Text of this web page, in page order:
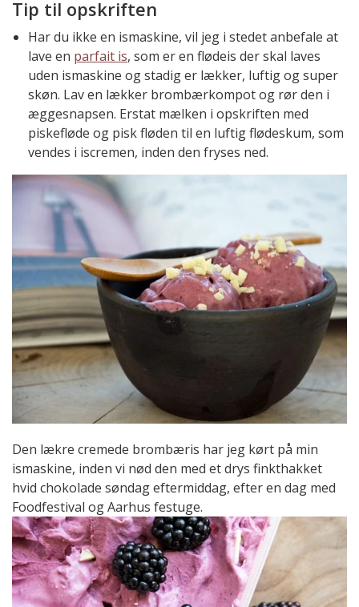
Tip til opskriften
Har du ikke en ismaskine, vil jeg i stedet anbefale at
lave en parfait is, som er en flødeis der skal laves
uden ismaskine og stadig er lækker, luftig og super
skøn. Lav en lækker brombærkompot og rør den i
æggesnapsen. Erstat mælken i opskriften med
piskefløde og pisk fløden til en luftig flødeskum, som
vendes i iscremen, inden den fryses ned.
Den lækre cremede brombæris har jeg kørt på min
ismaskine, inden vi nød den med et drys finkthakket
hvid chokolade søndag eftermiddag, efter en dag med
Foodfestival og Aarhus festuge.